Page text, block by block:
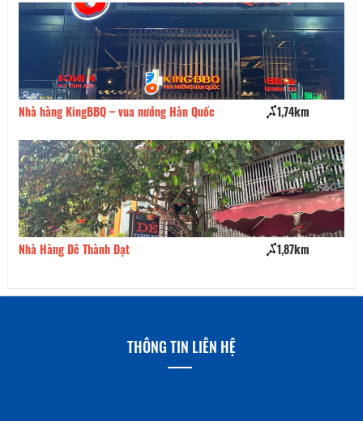
Nhà hàng KingBBQ – vua nướng Hàn Quốc 1,74km
Nhà Hàng Dê Thành Đạt 1,87km
THÔNG TIN LIÊN HỆ